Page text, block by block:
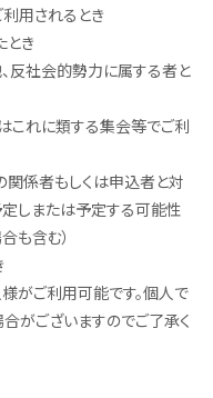
用されるとき
き
反社会的勢力に属する者と
これに類する集会等でご利
関係者もしくは申込者と対
しまたは予定する可能性
も含む）
がご利用可能です。個人で
がございますのでご了承く